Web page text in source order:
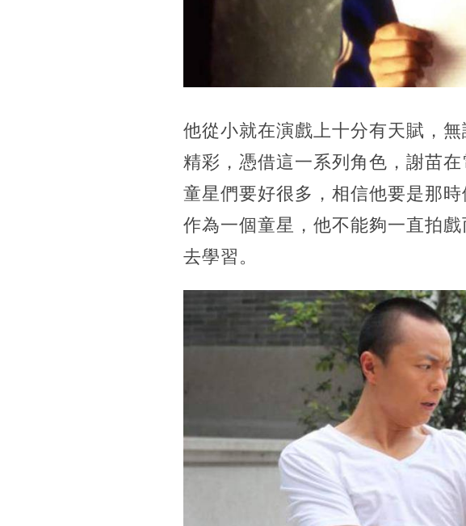
他從小就在演戲上十分有天賦，
精彩，憑借這一系列角色，謝苗
童星們要好很多，相信他要是那
作為一個童星，他不能夠一直拍
去學習。